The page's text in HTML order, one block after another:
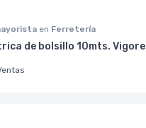
en Ferretería
de bolsillo 10mts. Vigore